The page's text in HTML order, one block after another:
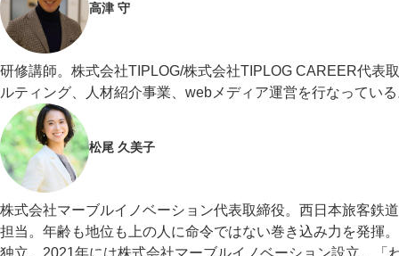
高津 守
研修講師。株式会社TIPLOG/株式会社TIPLOG CAREER代表
ルティング、人材紹介事業、webメディア運営を行なってい
松尾 久美子
株式会社マーブルイノベーション代表取締役。西日本旅客鉄
担当。年齢も地位も上の人に命令ではない巻き込み力を発揮
独立。2021年には株式会社マーブルイノベーション設立。